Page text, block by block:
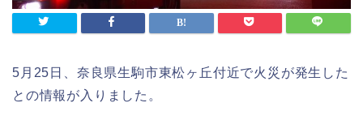
5月25日、奈良県生駒市東松ヶ丘付近で火災が発生した
との情報が入りました。